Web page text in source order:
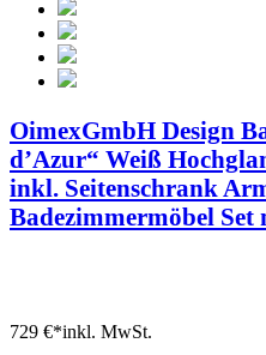
OimexGmbH Design
d’Azur“ Weiß
inkl. Seitenschrank
Badezimmermöbel Set
729 €*inkl. MwSt.